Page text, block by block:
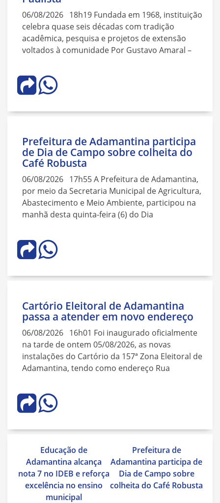
06/08/2026 18h19 Fundada em 1968, instituição
celebra quase seis décadas com tradição
acadêmica, pesquisa e projetos de extensão
voltados à comunidade Por Gustavo Amaral –
Prefeitura de Adamantina participa
de Dia de Campo sobre colheita do
Café Robusta
06/08/2026 17h55 A Prefeitura de Adamantina,
por meio da Secretaria Municipal de Agricultura,
Abastecimento e Meio Ambiente, participou na
manhã desta quinta-feira (6) do Dia
Cartório Eleitoral de Adamantina
passa a atender em novo endereço
06/08/2026 16h01 Foi inaugurado oficialmente
na tarde de ontem 05/08/2026, as novas
instalações do Cartório da 157ª Zona Eleitoral de
Adamantina, tendo como endereço Rua
Navegação
Post
Educação de
Adamantina alcança
nota 7 no IDEB e reforça
excelência no ensino
municipal
Prefeitura de
Adamantina participa de
Dia de Campo sobre
colheita do Café Robusta